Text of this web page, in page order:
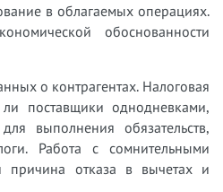
в облагаемых операциях.
обоснованности
о контрагентах. Налоговая
поставщики однодневками,
выполнения обязательств,
Работа с сомнительными
причина отказа в вычетах и